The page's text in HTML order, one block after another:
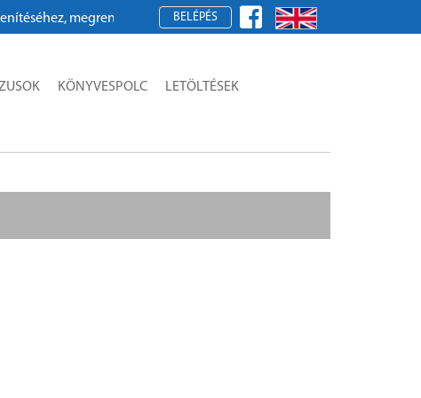
megrendeléshez kérjük, regisztráljon!
BELÉPÉS
KÖNYVESPOLC LETÖLTÉSEK